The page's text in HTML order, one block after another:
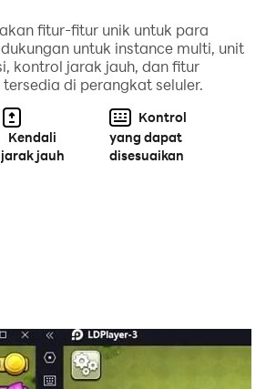
juga dan nikmati permainan truck
terbaru 2021 ini.
menjadi yang terbaik!
fitur-fitur unik untuk para
untuk instance multi, unit
kontrol jarak jauh, dan fitur
di perangkat seluler.
Kendali
jarak jauh
Kontrol
yang dapat
disesuaikan